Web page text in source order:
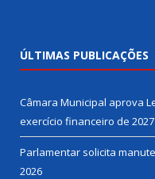
ÚLTIMAS PUBLICAÇÕES
Câmara Municipal aprova
exercício financeiro de 2027
Parlamentar solicita
2026